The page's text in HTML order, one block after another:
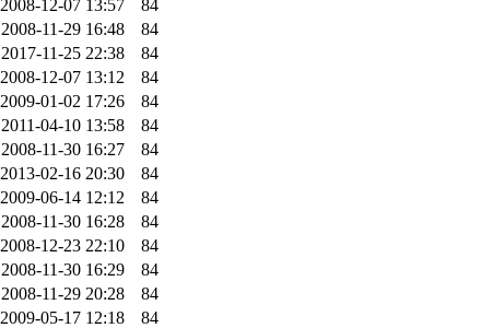
2008-12-07 13:57
84
2008-11-29 16:48
84
2017-11-25 22:38
84
2008-12-07 13:12
84
2009-01-02 17:26
84
2011-04-10 13:58
84
2008-11-30 16:27
84
2013-02-16 20:30
84
2009-06-14 12:12
84
2008-11-30 16:28
84
2008-12-23 22:10
84
2008-11-30 16:29
84
2008-11-29 20:28
84
2009-05-17 12:18
84